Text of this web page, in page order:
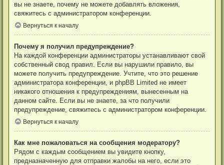
вы не знаете, почему не можете добавлять вложения,
свяжитесь с администратором конференции.
Вернуться к началу
Почему я получил предупреждение?
На каждой конференции администраторы устанавливают свой
собственный свод правил. Если вы нарушили правило, вы
можете получить предупреждение. Учтите, что это решение
администратора конференции, и phpBB Limited не имеет
никакого отношения к предупреждениям, вынесенным на
данном сайте. Если вы не знаете, за что получили
предупреждение, свяжитесь с администратором конференции.
Вернуться к началу
Как мне пожаловаться на сообщения модератору?
Рядом с каждым сообщением вы увидите кнопку,
предназначенную для отправки жалобы на него, если это